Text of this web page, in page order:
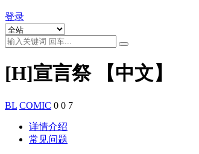
登录
[H]宣言祭 【中文】
BL COMIC 0 0 7
详情介绍
常见问题